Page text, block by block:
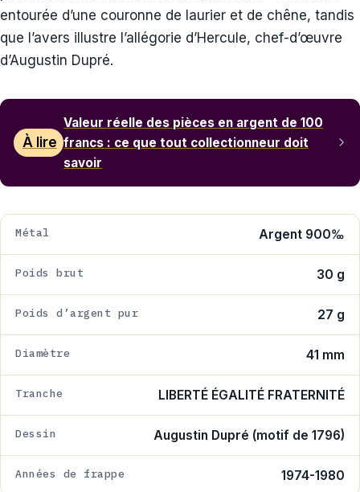
entourée d’une couronne de laurier et de chêne, tandis
que l’avers illustre l’allégorie d’Hercule, chef-d’œuvre
d’Augustin Dupré.
À lire
Valeur réelle des pièces en argent de 100
francs : ce que tout collectionneur doit
savoir
Métal Argent 900‰
Poids brut 30 g
Poids d’argent pur 27 g
Diamètre 41 mm
Tranche LIBERTÉ ÉGALITÉ FRATERNITÉ
Dessin Augustin Dupré (motif de 1796)
Années de frappe 1974-1980